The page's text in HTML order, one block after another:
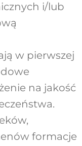
i/lub
w pierwszej
na jakość
formacje